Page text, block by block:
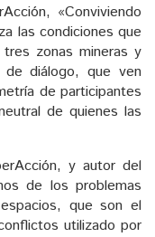
«Conviviendo
las condiciones que
zonas mineras y
diálogo, que ven
de participantes
de quienes las
y autor del
de los problemas
que son el
utilizado por